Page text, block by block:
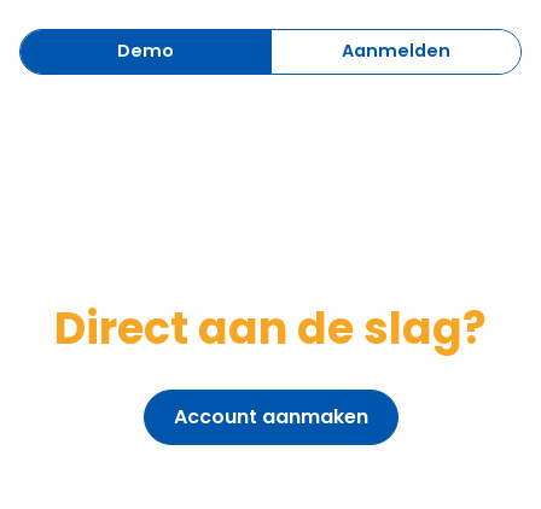
Demo Aanmelden
Direct aan de slag?
Account aanmaken